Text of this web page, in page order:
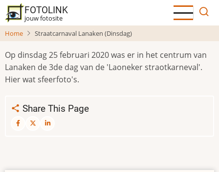
Overslaan
en
naar
inhoud
gaan
FOTOLINK
jouw fotosite
Home
Straatcarnaval Lanaken (Dinsdag)
Op dinsdag 25 februari 2020 was er in het centrum van
Lanaken de 3de dag van de 'Laoneker straotkarneval'.
Hier wat sfeerfoto's.
Share This Page